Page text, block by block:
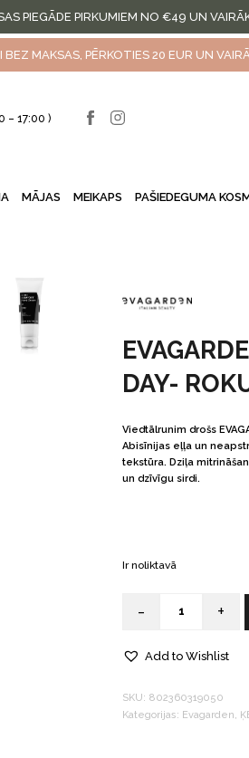
PIEGĀDE PIRKUMIEM NO €49 UN
BEZ MAKSAS, PĒRKOTIES 20 EUR UN
– 17:00 )
MĀJAS MEIKAPS PAŠIEDEGUMA
DAY-
Viedtālrunim drošs
Abisīnijas eļļa un
tekstūra. Dziļa
un dzīvīgu sirdi.
Ir noliktavā
Quantity
- +
Add to Wishlist
SKU: 802360319050
Kategorijas: Evagarden,